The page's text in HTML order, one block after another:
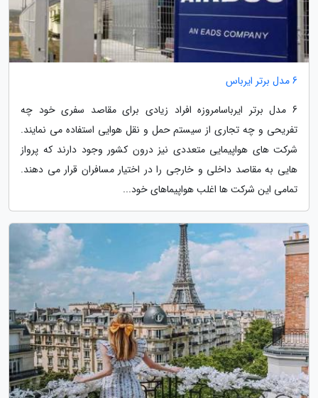
6 مدل برتر ایرباس
6 مدل برتر ایرباسامروزه افراد زیادی برای مقاصد سفری خود چه
تفریحی و چه تجاری از سیستم حمل و نقل هوایی استفاده می نمایند.
شرکت های هواپیمایی متعددی نیز درون کشور وجود دارند که پرواز
هایی به مقاصد داخلی و خارجی را در اختیار مسافران قرار می دهند.
تمامی این شرکت ها اغلب هواپیماهای خود...